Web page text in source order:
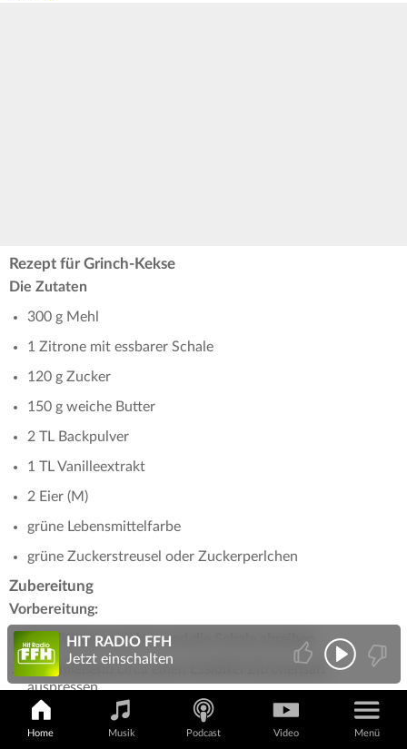
Rezept für Grinch-Kekse
Die Zutaten
300 g Mehl
1 Zitrone mit essbarer Schale
120 g Zucker
150 g weiche Butter
2 TL Backpulver
1 TL Vanilleextrakt
2 Eier (M)
grüne Lebensmittelfarbe
grüne Zuckerstreusel oder Zuckerperlchen
Zubereitung
Vorbereitung:
Die Zitrone waschen und die Schale abreiben.
Anschließend circa einen Esslöffel Zitronensaft
auspressen.
Teig herstellen:
Home Musik Podcast Video Menü
HIT RADIO FFH
Jetzt einschalten